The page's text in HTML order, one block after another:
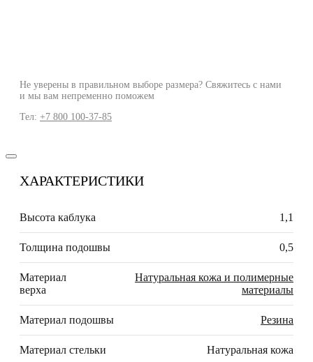
Не уверены в правильном выборе размера? Свяжитесь с нами
и мы вам непременно поможем
Тел: +7 800 100-37-85
ХАРАКТЕРИСТИКИ
Высота каблука 1,1
Толщина подошвы 0,5
Материал
верха
Натуральная кожа и полимерные
материалы
Материал подошвы Резина
Материал стельки Натуральная кожа